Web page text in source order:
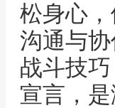
松身心
沟通与
战斗技
宣言，